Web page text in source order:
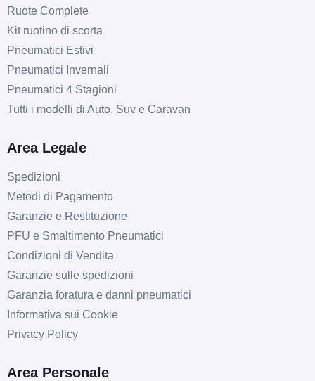
Ruote Complete
Kit ruotino di scorta
Pneumatici Estivi
Pneumatici Invernali
Pneumatici 4 Stagioni
Tutti i modelli di Auto, Suv e Caravan
Area Legale
Spedizioni
Metodi di Pagamento
Garanzie e Restituzione
PFU e Smaltimento Pneumatici
Condizioni di Vendita
Garanzie sulle spedizioni
Garanzia foratura e danni pneumatici
Informativa sui Cookie
Privacy Policy
Area Personale